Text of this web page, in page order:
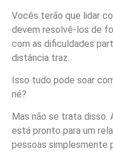
Vocês terão que lidar
devem resolvê-los de
com as dificuldades
distância traz.
Isso tudo pode soar
né?
Mas não se trata disso.
está pronto para um
pessoas simplesmente